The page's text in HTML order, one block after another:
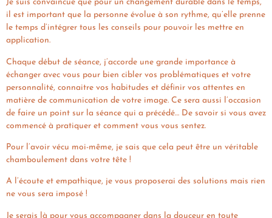
Je suis convaincue que pour un changement durable dans le temps,
il est important que la personne évolue à son rythme, qu’elle prenne
le temps d’intégrer tous les conseils pour pouvoir les mettre en
application.
Chaque début de séance, j’accorde une grande importance à
échanger avec vous pour bien cibler vos problématiques et votre
personnalité, connaitre vos habitudes et définir vos attentes en
matière de communication de votre image. Ce sera aussi l’occasion
de faire un point sur la séance qui a précédé… De savoir si vous avez
commencé à pratiquer et comment vous vous sentez.
Pour l’avoir vécu moi-même, je sais que cela peut être un véritable
chamboulement dans votre tête !
A l’écoute et empathique, je vous proposerai des solutions mais rien
ne vous sera imposé !
Je serais là pour vous accompagner dans la douceur en toute